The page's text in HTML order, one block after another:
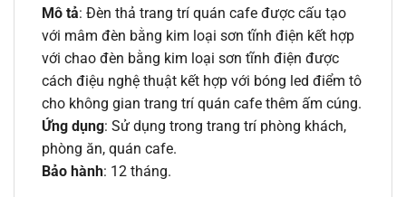
Mô tả: Đèn thả trang trí quán cafe được cấu tạo
với mâm đèn bằng kim loại sơn tĩnh điện kết hợp
với chao đèn bằng kim loại sơn tĩnh điện được
cách điệu nghệ thuật kết hợp với bóng led điểm tô
cho không gian trang trí quán cafe thêm ấm cúng.
Ứng dụng: Sử dụng trong trang trí phòng khách,
phòng ăn, quán cafe.
Bảo hành: 12 tháng.